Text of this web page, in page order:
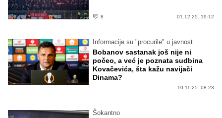
8 01.12.25. 19:12
Informacije su "procurile" u javnost
Bobanov sastanak još nije ni
počeo, a već je poznata sudbina
Kovačevića, šta kažu navijači
Dinama?
10.11.25. 08:23
Šokantno